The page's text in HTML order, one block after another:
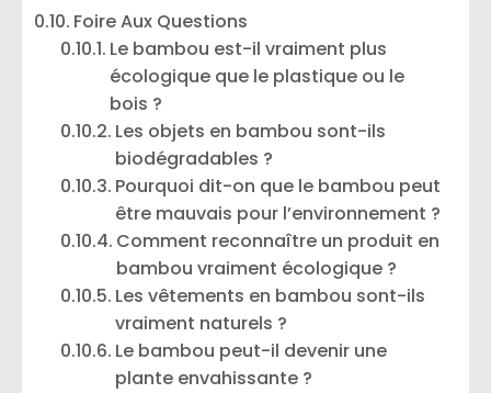
Foire Aux Questions
Le bambou est-il vraiment plus
écologique que le plastique ou le
bois ?
Les objets en bambou sont-ils
biodégradables ?
Pourquoi dit-on que le bambou peut
être mauvais pour l’environnement ?
Comment reconnaître un produit en
bambou vraiment écologique ?
Les vêtements en bambou sont-ils
vraiment naturels ?
Le bambou peut-il devenir une
plante envahissante ?